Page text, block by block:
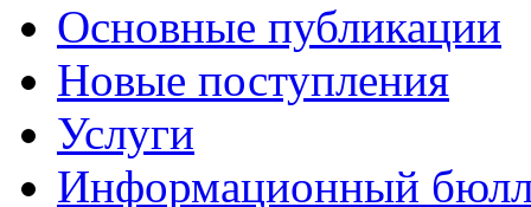
Основные публикации
Новые поступления
Услуги
Информационный